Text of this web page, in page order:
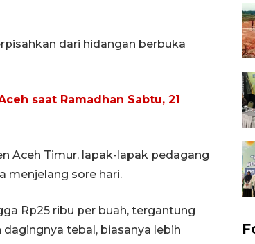
dari hidangan berbuka
saat Ramadhan Sabtu, 21
Aceh Timur, lapak-lapak pedagang
menjelang sore hari.
Rp25 ribu per buah, tergantung
tebal, biasanya lebih